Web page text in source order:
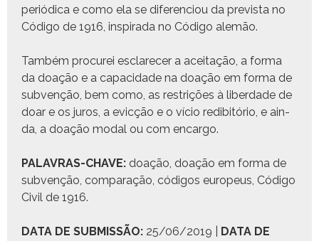
per­iódi­ca e como ela se difer­en­ciou da pre­vista no
Códi­go de 1916, inspi­ra­da no Códi­go alemão.
Tam­bém pro­curei esclare­cer a aceitação, a for­ma
da doação e a capaci­dade na doação em for­ma de
sub­venção, bem como, as restrições à liber­dade de
doar e os juros, a evicção e o vício red­ibitório, e ain­
da, a doação modal ou com encargo.
PALAVRAS-CHAVE: doação, doação em for­ma de
sub­venção, com­para­ção, códi­gos europeus, Códi­go
Civ­il de 1916.
DATA DE SUBMISSÃO: 25/06/2019 | DATA DE